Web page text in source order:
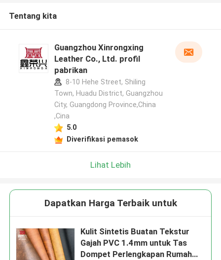
Tentang kita
Guangzhou Xinrongxing
Leather Co., Ltd. profil
pabrikan
8-10 Hehe Street, Shiling
Town, Huadu District, Guangzhou
City, Guangdong Province,China
,Cina
5.0
Diverifikasi pemasok
Lihat Lebih
Dapatkan Harga Terbaik untuk
Kulit Sintetis Buatan Tekstur
Gajah PVC 1.4mm untuk Tas
Dompet Perlengkapan Rumah